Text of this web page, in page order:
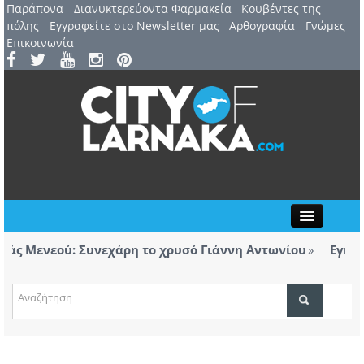
Παράπονα Διανυκτερεύοντα Φαρμακεία
Kουβέντες της
πόλης
Εγγραφείτε στο Newsletter μας Αρθογραφία
Γνώμες
Επικοινωνία
ΤΟΠΙΚΑ ΝΕΑ
Μενεού: Συνεχάρη το χρυσό Γιάννη Αντωνίου
τσιγάρα βρέθηκαν σε ταξί με προορισμό